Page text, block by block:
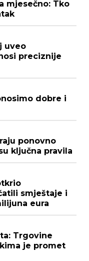
mjesečno: Tko
uveo
preciznije
dobre i
ponovno
ključna pravila
smještaje i
eura
Trgovine
je promet